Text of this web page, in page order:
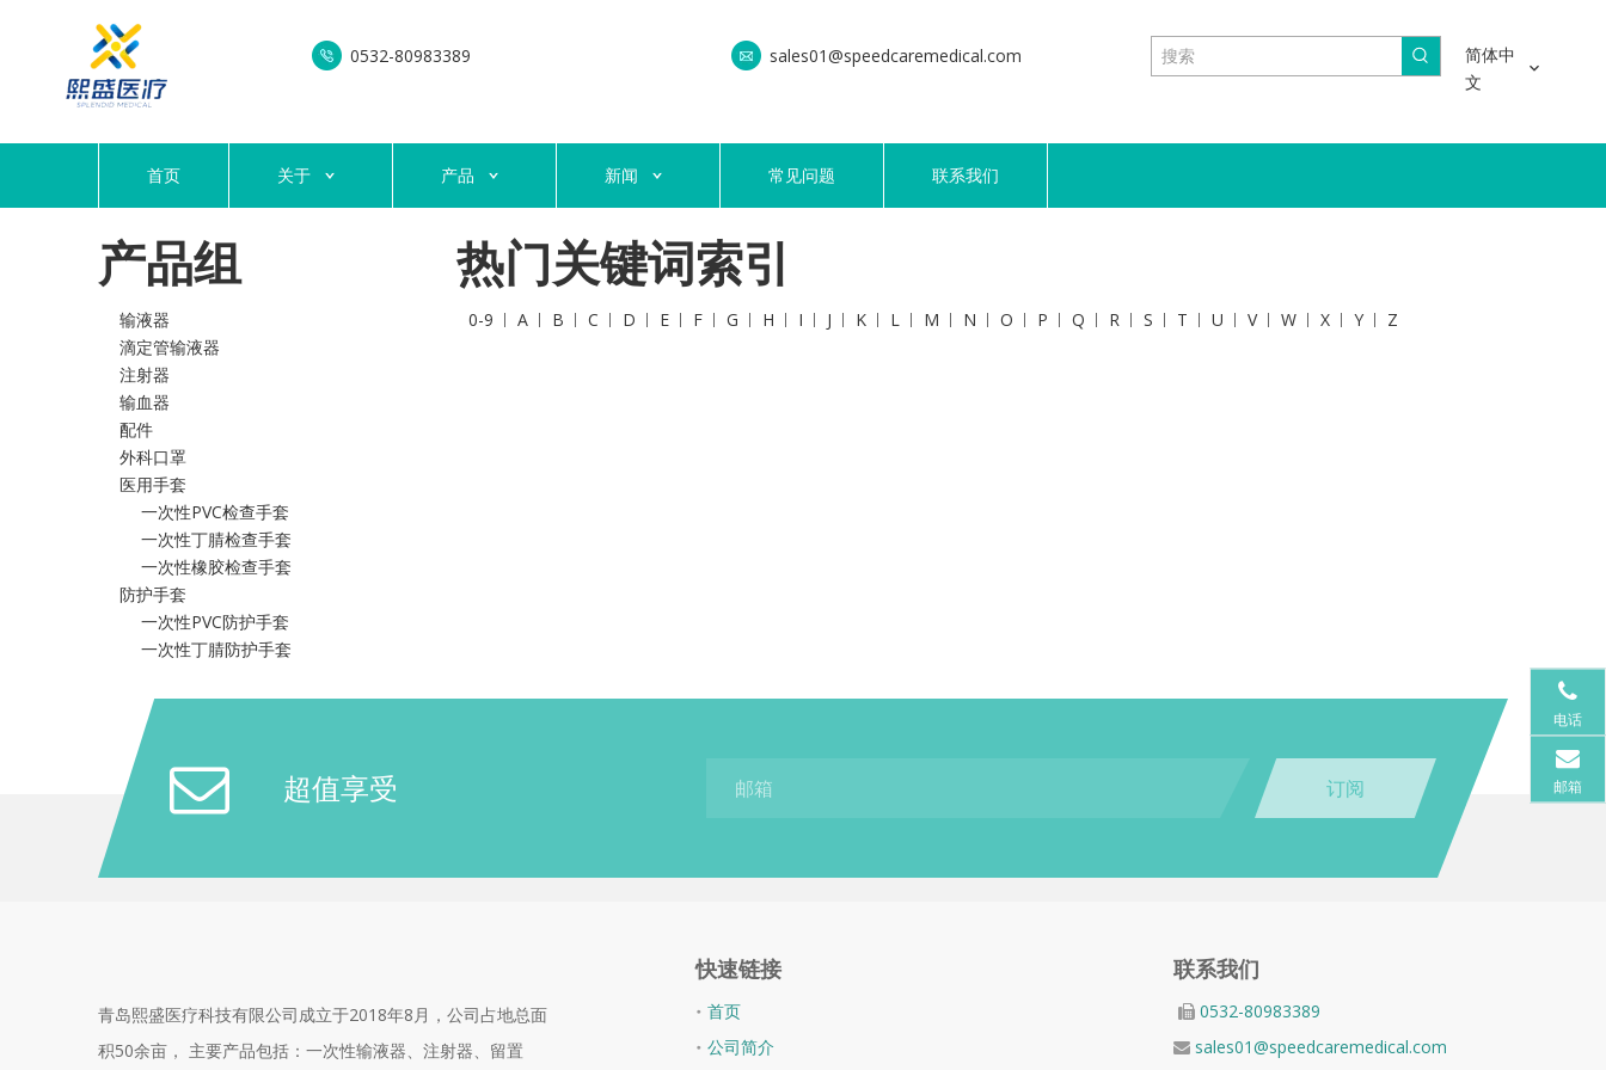
0532-80983389 sales01@speedcaremedical.com
简体中
文
首页 关于 产品 新闻 常见问题 联系我们
产品组
输液器
滴定管输液器
注射器
输血器
配件
外科口罩
医用手套
一次性PVC检查手套
一次性丁腈检查手套
一次性橡胶检查手套
防护手套
一次性PVC防护手套
一次性丁腈防护手套
热门关键词索引
0-9 A B C D E F G H I J K L M N O P Q R S T U V W X Y Z
超值享受 订阅
青岛熙盛医疗科技有限公司成立于2018年8月，公司占地总面
积50余亩， 主要产品包括：一次性输液器、注射器、留置
快速链接
首页
公司简介
联系我们
 0532-80983389
 sales01@speedcaremedical.com
电话
邮箱